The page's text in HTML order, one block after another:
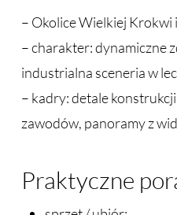
– Okolice Wielkiej Krokwi
– charakter: dynamiczne
industrialna sceneria w
– kadry: detale
zawodów, panoramy z
Praktyczne